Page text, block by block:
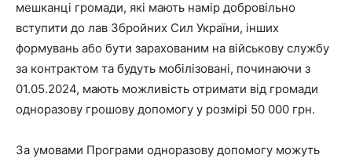
мешканці громади, які мають намір добровільно
вступити до лав Збройних Сил України, інших
формувань або бути зарахованим на військову службу
за контрактом та будуть мобілізовані, починаючи з
01.05.2024, мають можливість отримати від громади
одноразову грошову допомогу у розмірі 50 000 грн.
За умовами Програми одноразову допомогу можуть